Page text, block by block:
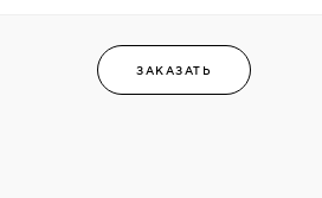
ЗАКАЗАТЬ